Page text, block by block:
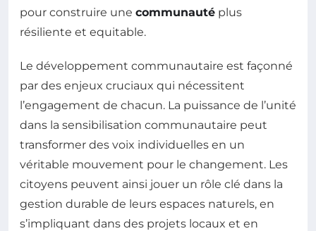
pour construire une communauté plus
résiliente et equitable.
Le développement communautaire est façonné
par des enjeux cruciaux qui nécessitent
l’engagement de chacun. La puissance de l’unité
dans la sensibilisation communautaire peut
transformer des voix individuelles en un
véritable mouvement pour le changement. Les
citoyens peuvent ainsi jouer un rôle clé dans la
gestion durable de leurs espaces naturels, en
s’impliquant dans des projets locaux et en